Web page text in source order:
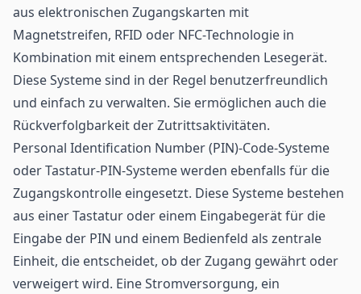
aus elektronischen Zugangskarten mit
Magnetstreifen, RFID oder NFC-Technologie in
Kombination mit einem entsprechenden Lesegerät.
Diese Systeme sind in der Regel benutzerfreundlich
und einfach zu verwalten. Sie ermöglichen auch die
Rückverfolgbarkeit der Zutrittsaktivitäten.
Personal Identification Number (PIN)-Code-Systeme
oder Tastatur-PIN-Systeme werden ebenfalls für die
Zugangskontrolle eingesetzt. Diese Systeme bestehen
aus einer Tastatur oder einem Eingabegerät für die
Eingabe der PIN und einem Bedienfeld als zentrale
Einheit, die entscheidet, ob der Zugang gewährt oder
verweigert wird. Eine Stromversorgung, ein